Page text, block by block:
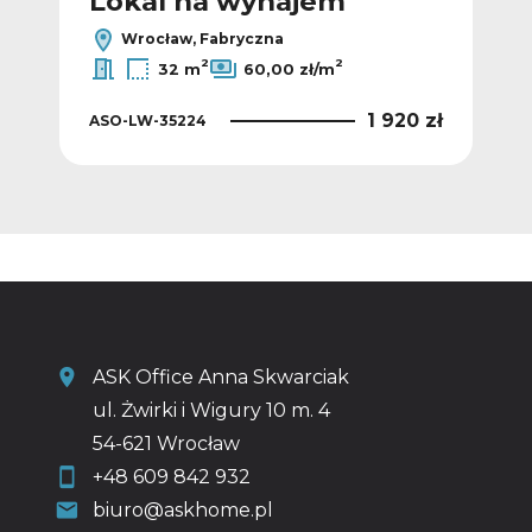
Wrocław, Fabryczna
32 m2 60,00 zł/m2
ASO-LW-35224 1 920 zł
ASK Office Anna Skwarciak
ul. Żwirki i Wigury 10 m. 4
54-621 Wrocław
+48 609 842 932
biuro@askhome.pl